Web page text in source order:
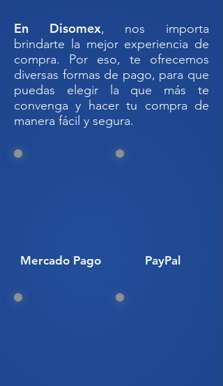
duradera y versátil, perfecta para
almacenamiento y transporte de
herramientas o refacciones.
Codigo SAT: 22300093
PP// CAJA DE PLÁSTICO USO
CONTENEDOR INDUSTRIAL
AUTOMOTRIZ
En Disomex, nos importa
brindarte la mejor experiencia de
compra. Por eso, te ofrecemos
diversas formas de pago, para que
puedas elegir la que más te
convenga y hacer tu compra de
manera fácil y segura.
Mercado Pago PayPal